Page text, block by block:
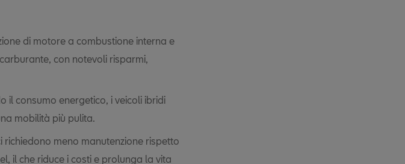
di motore a combustione interna e
con notevoli risparmi,
il consumo energetico, i veicoli ibridi
mobilità più pulita.
meno manutenzione rispetto
il che riduce i costi e prolunga la vita